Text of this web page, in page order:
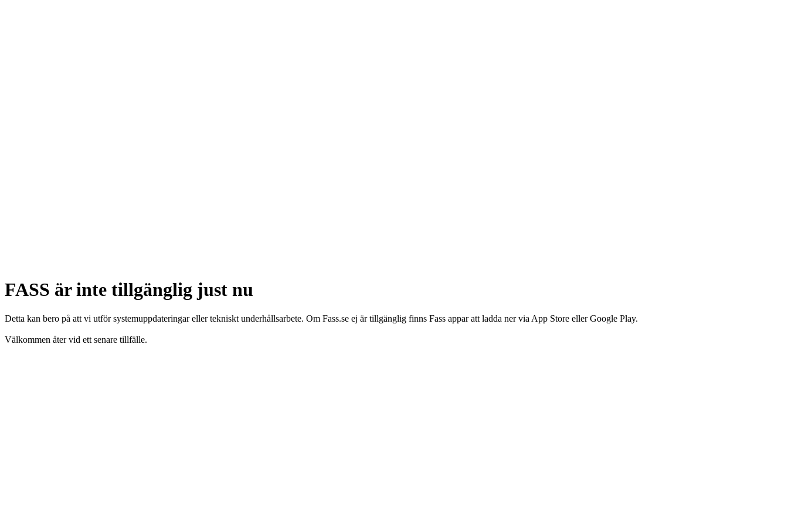
FASS är inte tillgänglig just nu
Detta kan bero på att vi utför systemuppdateringar eller tekniskt underhållsarbete. Om Fass.se ej är tillgänglig finns Fass appar att ladda ner via App Store eller Google Play.
Välkommen åter vid ett senare tillfälle.